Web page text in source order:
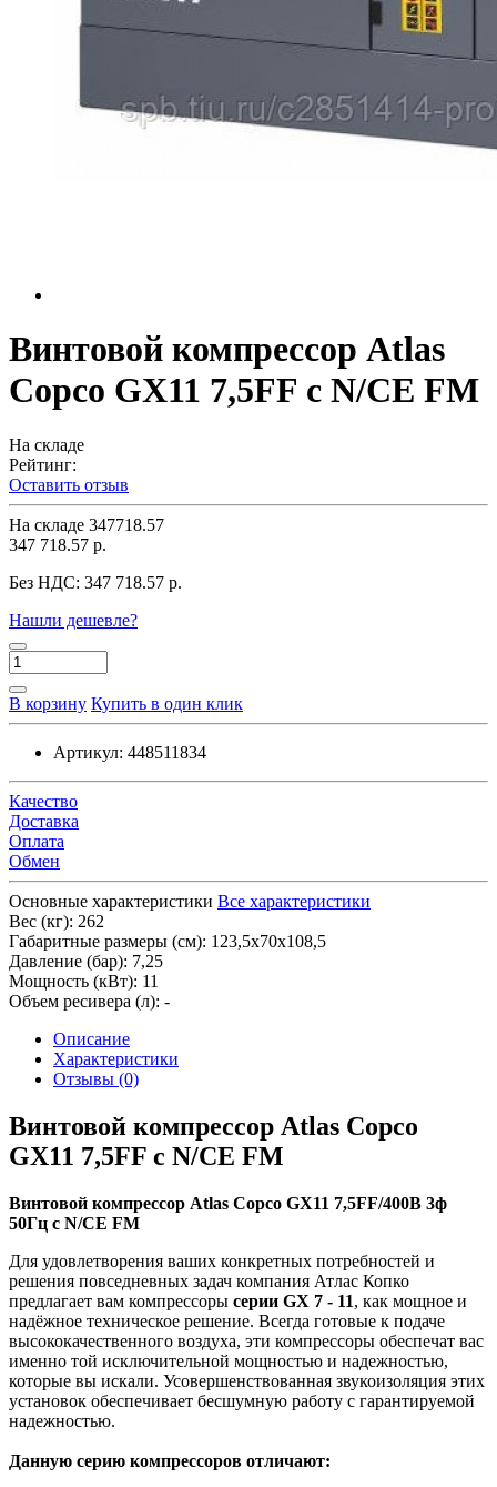
Винтовой компрессор Atlas
Copco GX11 7,5FF c N/CE FM
На складе
Рейтинг:
Оставить отзыв
На складе 347718.57
347 718.57 р.
Без НДС: 347 718.57 р.
Нашли дешевле?
В корзину Купить в один клик
Артикул: 448511834
Качество
Доставка
Оплата
Обмен
Основные характеристики Все характеристики
Вес (кг): 262
Габаритные размеры (см): 123,5х70х108,5
Давление (бар): 7,25
Мощность (кВт): 11
Объем ресивера (л): -
Описание
Характеристики
Отзывы (0)
Винтовой компрессор Atlas Copco
GX11 7,5FF c N/CE FM
Винтовой компрессор Atlas Copco GX11 7,5FF/400В 3ф
50Гц c N/CE FM
Для удовлетворения ваших конкретных потребностей и
решения повседневных задач компания Атлас Копко
предлагает вам компрессоры серии GX 7 - 11, как мощное и
надёжное техническое решение. Всегда готовые к подаче
высококачественного воздуха, эти компрессоры обеспечат вас
именно той исключительной мощностью и надежностью,
которые вы искали. Усовершенствованная звукоизоляция этих
установок обеспечивает бесшумную работу с гарантируемой
надежностью.
Данную серию компрессоров отличают: